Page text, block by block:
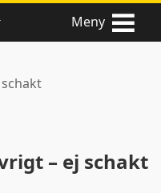
Meny
– ej schakt